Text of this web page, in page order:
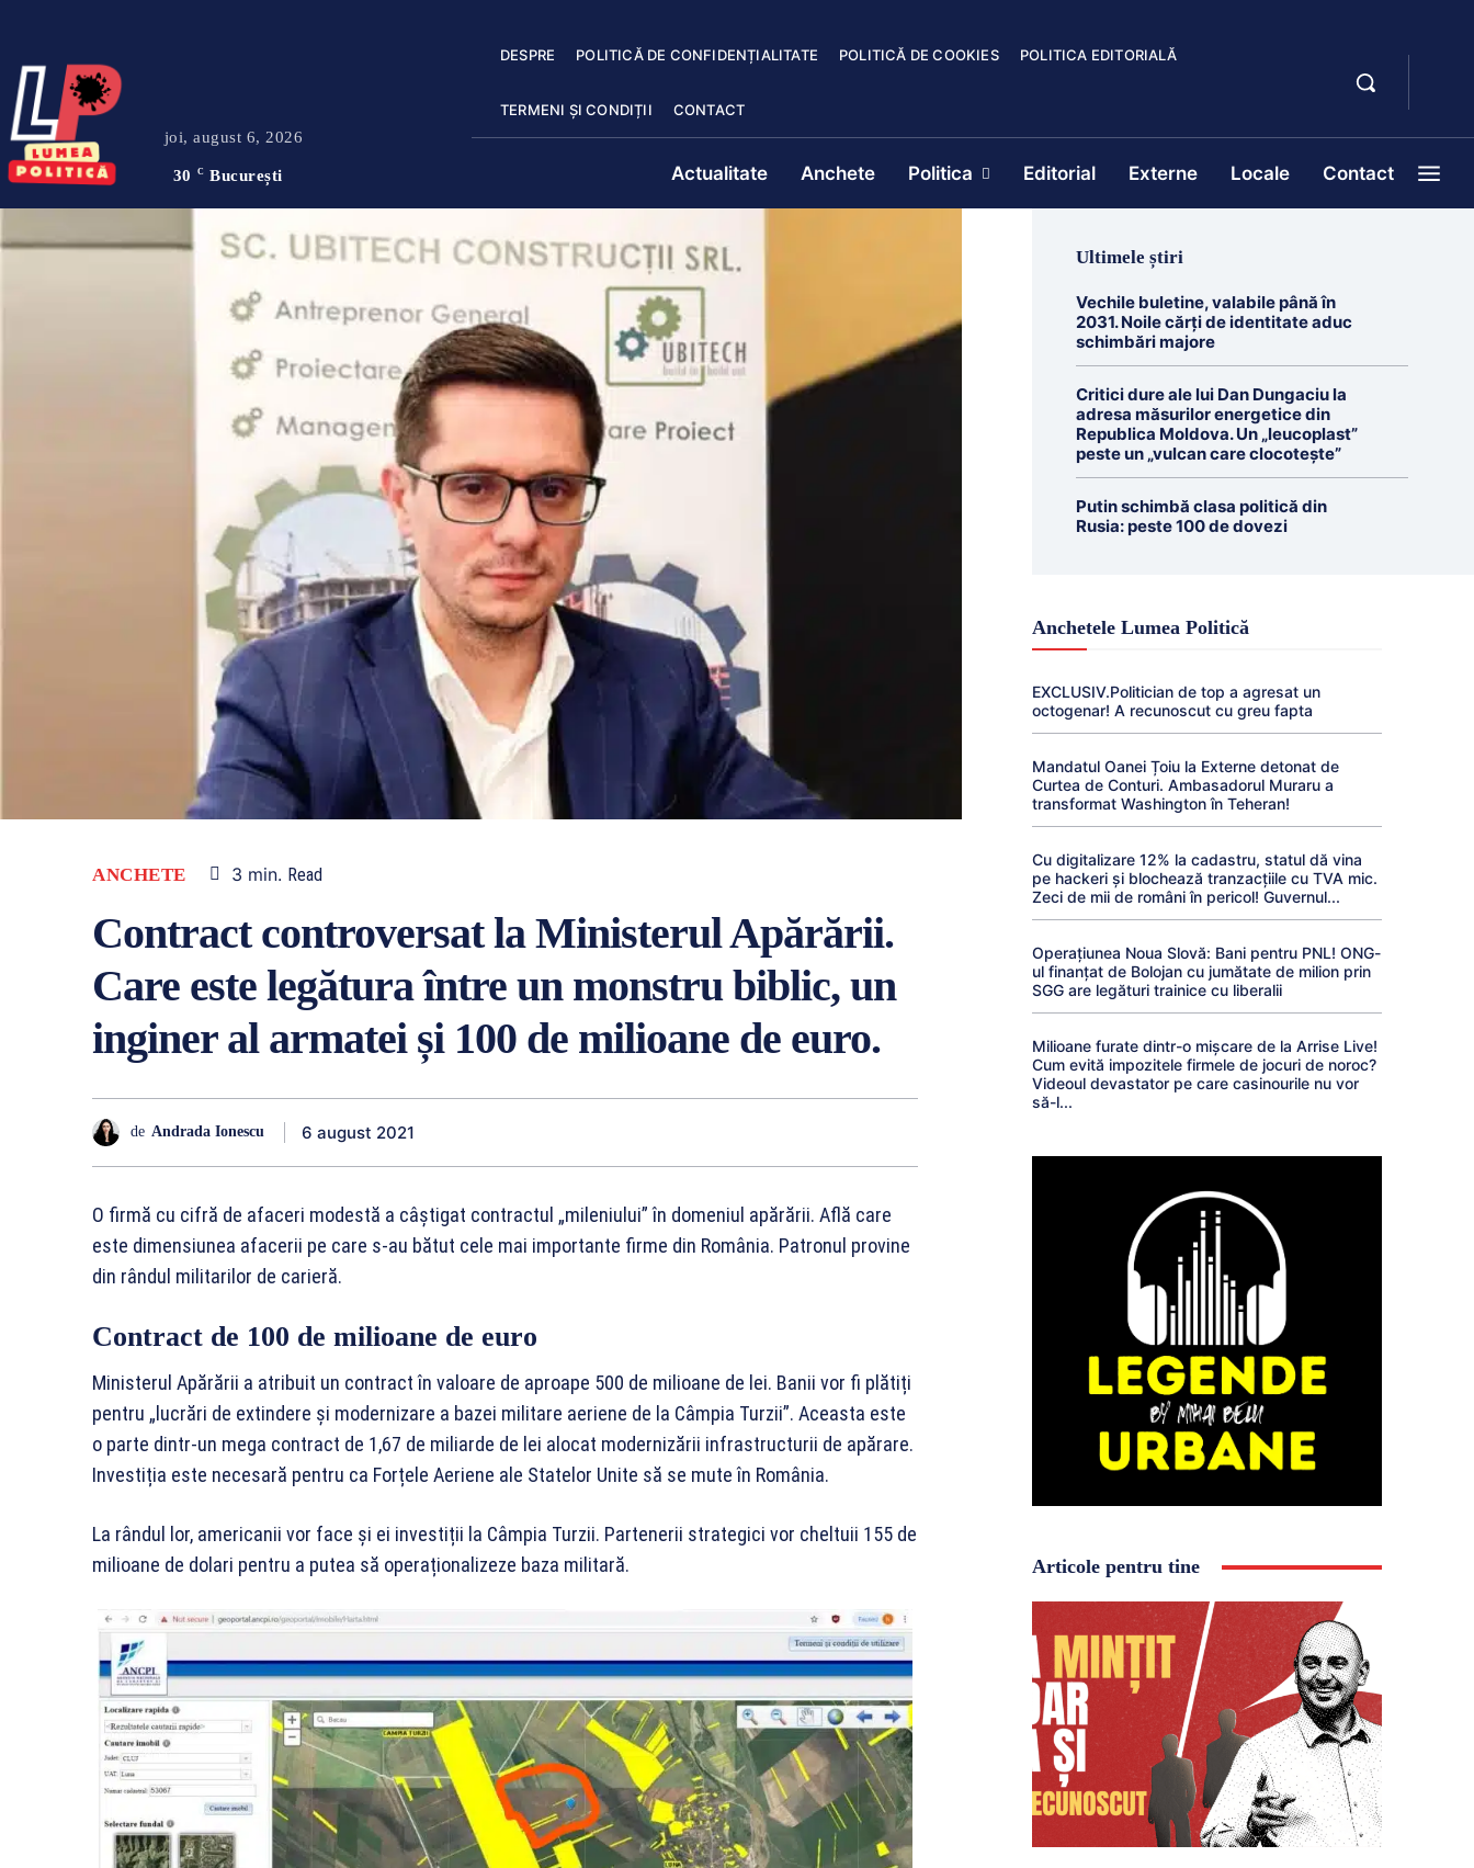
joi, august 6, 2026
30 C București
DESPRE POLITICĂ DE CONFIDENȚIALITATE POLITICĂ DE COOKIES POLITICA EDITORIALĂ
TERMENI ȘI CONDIȚII CONTACT
Actualitate Anchete Politica Editorial Externe Locale Contact
ANCHETE 3 min. Read
Contract controversat la Ministerul Apărării.
Care este legătura între un monstru biblic, un
inginer al armatei și 100 de milioane de euro.
de Andrada Ionescu 6 august 2021
O firmă cu cifră de afaceri modestă a câștigat contractul „mileniului” în domeniul apărării. Află care
este dimensiunea afacerii pe care s-au bătut cele mai importante firme din România. Patronul provine
din rândul militarilor de carieră.
Contract de 100 de milioane de euro
Ministerul Apărării a atribuit un contract în valoare de aproape 500 de milioane de lei. Banii vor fi plătiți
pentru „lucrări de extindere și modernizare a bazei militare aeriene de la Câmpia Turzii”. Aceasta este
o parte dintr-un mega contract de 1,67 de miliarde de lei alocat modernizării infrastructurii de apărare.
Investiția este necesară pentru ca Forțele Aeriene ale Statelor Unite să se mute în România.
La rândul lor, americanii vor face și ei investiții la Câmpia Turzii. Partenerii strategici vor cheltuii 155 de
milioane de dolari pentru a putea să operaționalizeze baza militară.
Ultimele știri
Vechile buletine, valabile până în
2031. Noile cărți de identitate aduc
schimbări majore
Critici dure ale lui Dan Dungaciu la
adresa măsurilor energetice din
Republica Moldova. Un „leucoplast”
peste un „vulcan care clocotește”
Putin schimbă clasa politică din
Rusia: peste 100 de dovezi
Anchetele Lumea Politică
EXCLUSIV.Politician de top a agresat un
octogenar! A recunoscut cu greu fapta
Mandatul Oanei Țoiu la Externe detonat de
Curtea de Conturi. Ambasadorul Muraru a
transformat Washington în Teheran!
Cu digitalizare 12% la cadastru, statul dă vina
pe hackeri și blochează tranzacțiile cu TVA mic.
Zeci de mii de români în pericol! Guvernul...
Operațiunea Noua Slovă: Bani pentru PNL! ONG-
ul finanțat de Bolojan cu jumătate de milion prin
SGG are legături trainice cu liberalii
Milioane furate dintr-o mișcare de la Arrise Live!
Cum evită impozitele firmele de jocuri de noroc?
Videoul devastator pe care casinourile nu vor
să-l...
Articole pentru tine